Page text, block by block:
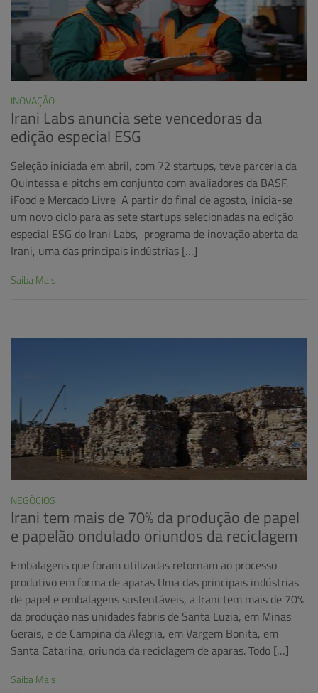
INOVAÇÃO
Irani Labs anuncia sete vencedoras da
edição especial ESG
Seleção iniciada em abril, com 72 startups, teve parceria da
Quintessa e pitchs em conjunto com avaliadores da BASF,
iFood e Mercado Livre A partir do final de agosto, inicia-se
um novo ciclo para as sete startups selecionadas na edição
especial ESG do Irani Labs, programa de inovação aberta da
Irani, uma das principais indústrias […]
Saiba Mais
NEGÓCIOS
Irani tem mais de 70% da produção de papel
e papelão ondulado oriundos da reciclagem
Embalagens que foram utilizadas retornam ao processo
produtivo em forma de aparas Uma das principais indústrias
de papel e embalagens sustentáveis, a Irani tem mais de 70%
da produção nas unidades fabris de Santa Luzia, em Minas
Gerais, e de Campina da Alegria, em Vargem Bonita, em
Santa Catarina, oriunda da reciclagem de aparas. Todo […]
Saiba Mais